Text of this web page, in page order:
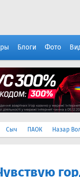
Блоги Фото
Сыч ПАОК Назар